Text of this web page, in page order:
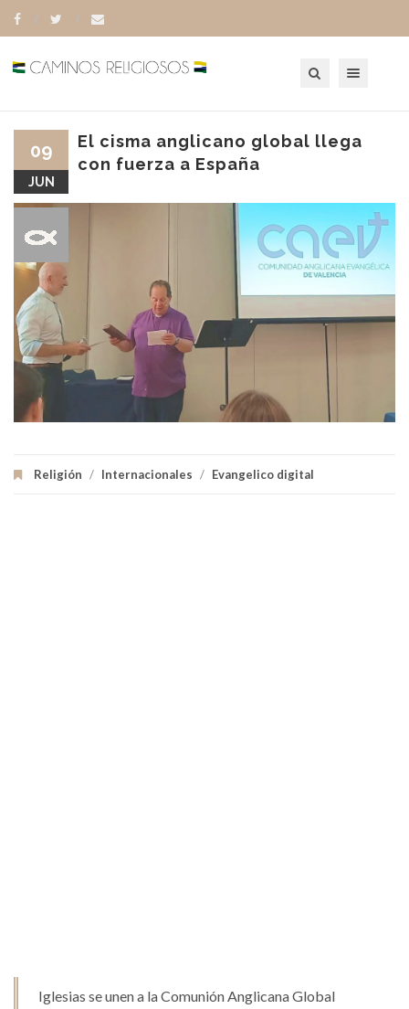
El cisma anglicano global llega
con fuerza a España
Religión / Internacionales / Evangelico digital
09
JUN
Iglesias se unen a la Comunión Anglicana Global